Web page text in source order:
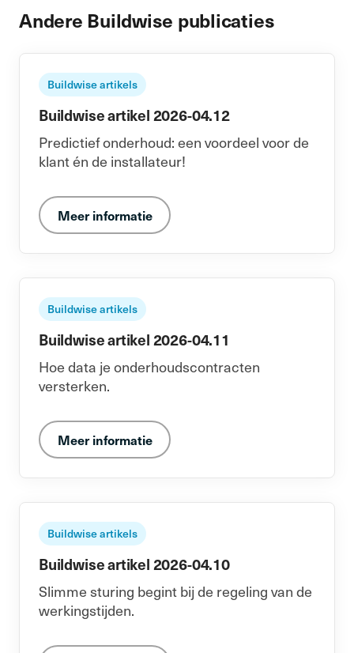
Andere Buildwise publicaties
Buildwise artikels
Buildwise artikel 2026-04.12
Predictief onderhoud: een voordeel voor de
klant én de installateur!
Meer informatie
Buildwise artikels
Buildwise artikel 2026-04.11
Hoe data je onderhoudscontracten
versterken.
Meer informatie
Buildwise artikels
Buildwise artikel 2026-04.10
Slimme sturing begint bij de regeling van de
werkingstijden.